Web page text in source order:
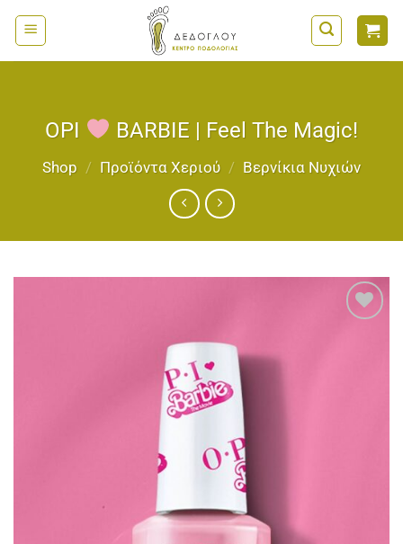
Μετάβαση
στο
περιεχόμενο
OPI BARBIE | Feel The Magic!
Shop / Προϊόντα Χεριού / Bερνίκια Νυχιών